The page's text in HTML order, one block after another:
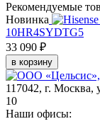
Рекомендуемые
Новинка
10HR4SYDTG5
33 090 ₽
в корзину
117042, г. Москва,
10
Наши офисы: